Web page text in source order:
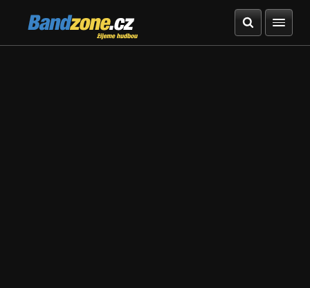
Bandzone.cz
žijeme hudbou